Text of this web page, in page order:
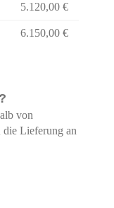
5.120,00 €
6.150,00 €
von
die Lieferung an